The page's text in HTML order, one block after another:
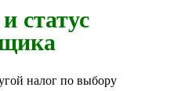
статус
налог по выбору